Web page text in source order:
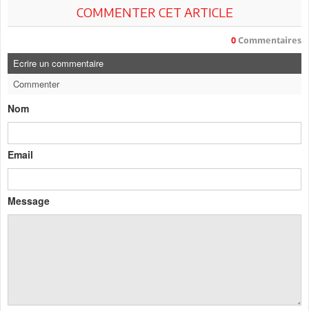
COMMENTER CET ARTICLE
0 Commentaires
Ecrire un commentaire
Commenter
Nom
Email
Message